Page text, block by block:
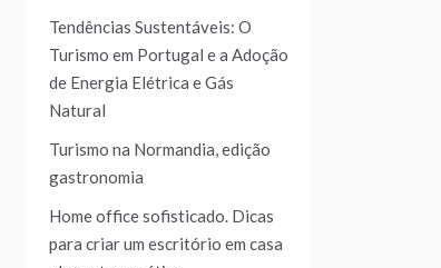
Tendências Sustentáveis: O
Turismo em Portugal e a Adoção
de Energia Elétrica e Gás
Natural
Turismo na Normandia, edição
gastronomia
Home office sofisticado. Dicas
para criar um escritório em casa